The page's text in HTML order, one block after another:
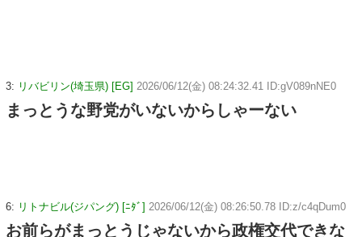
3: リバビリン(埼玉県) [EG] 2026/06/12(金) 08:24:32.41 ID:gV089nNE0
まっとうな野党がいないからしゃーない
6: リトナビル(ジパング) [ﾆﾀﾞ] 2026/06/12(金) 08:26:50.78 ID:z/c4qDum0
お前らがまっとうじゃないから政権交代できな